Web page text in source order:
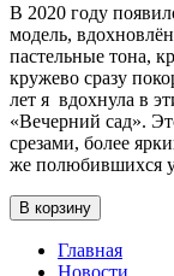
В 2020 году
модель,
пастельные тона,
кружево сразу
лет я вдохнула в
«Вечерний сад».
срезами, более
же полюбившихся
В корзину
Главная
Новости